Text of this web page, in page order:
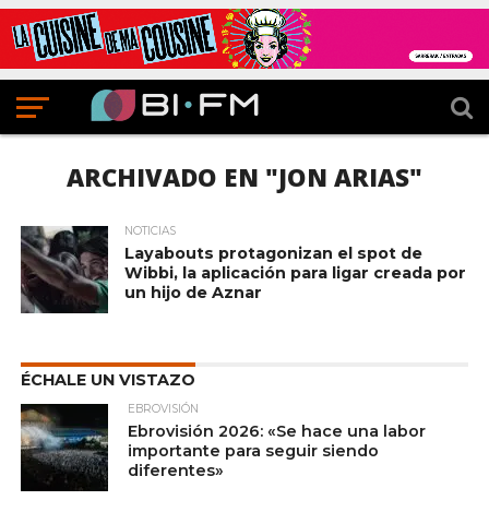
ARCHIVADO EN "JON ARIAS"
NOTICIAS
Layabouts protagonizan el spot de
Wibbi, la aplicación para ligar creada por
un hijo de Aznar
ÉCHALE UN VISTAZO
EBROVISIÓN
Ebrovisión 2026: «Se hace una labor
importante para seguir siendo
diferentes»